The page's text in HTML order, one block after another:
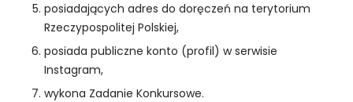
posiadających adres do doręczeń na terytorium
Rzeczypospolitej Polskiej,
posiada publiczne konto (profil) w serwisie
Instagram,
wykona Zadanie Konkursowe.